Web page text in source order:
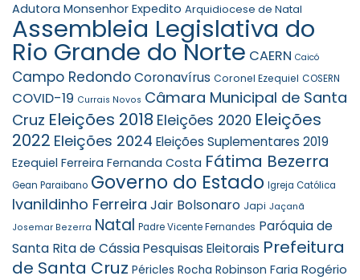
Adutora Monsenhor Expedito Arquidiocese de Natal
Assembleia Legislativa do
Rio Grande do Norte CAERN Caicó
Campo RedondoCoronavírus Coronel Ezequiel COSERN
COVID-19 Currais Novos Câmara Municipal de Santa
Cruz Eleições 2018 Eleições 2020 Eleições
2022 Eleições 2024 Eleições Suplementares 2019
Ezequiel Ferreira Fernanda Costa Fátima Bezerra
Gean Paraibano Governo do Estado Igreja Católica
Ivanildinho Ferreira Jair Bolsonaro Japi Jaçanã
Josemar Bezerra Natal Padre Vicente Fernandes Paróquia de
Santa Rita de CássiaPesquisas Eleitorais Prefeitura
de Santa Cruz Péricles Rocha Robinson Faria Rogério